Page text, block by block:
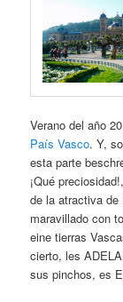
Verano del año
País Vasco. Y,
esta parte
¡Qué
de la atractiva de
maravillado con
eine tierras
cierto, les
sus pinchos, es